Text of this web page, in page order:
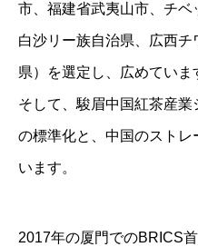
市、福建省武夷山市、チ
白沙リー族自治県、広西
県）を選定し、広めていま
そして、駿眉中国紅茶産
の標準化と、中国のスト
います。
2017年の厦門でのBRICS